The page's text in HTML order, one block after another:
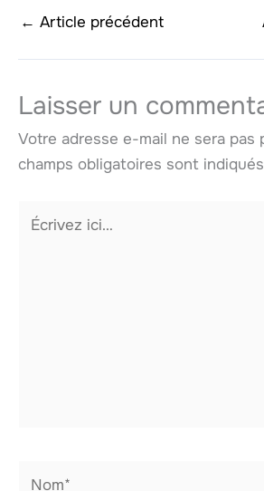
← Article précédent
Laisser un
Votre adresse e-mail ne sera pas
champs obligatoires sont
Écrivez